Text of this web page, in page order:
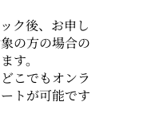
ク後、お申し
の方の場合の
す。
こでもオンラ
トが可能です